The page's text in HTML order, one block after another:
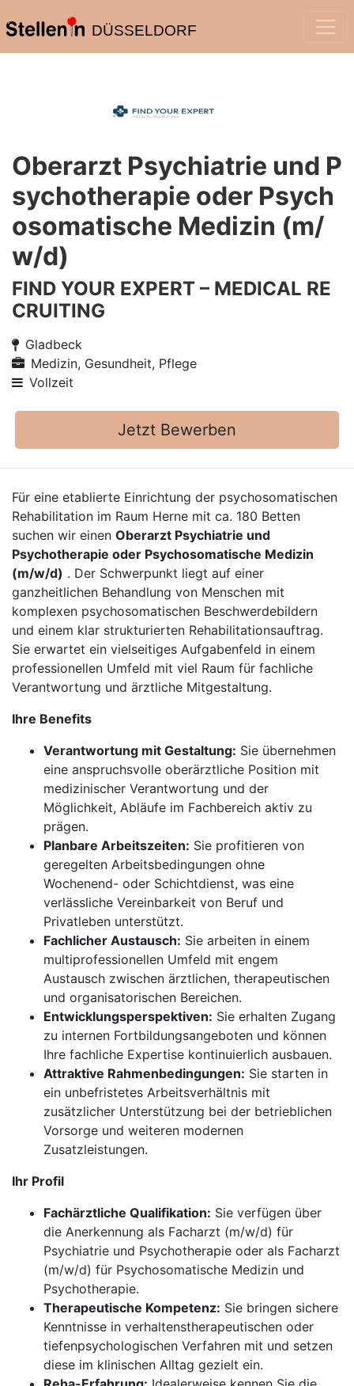
DÜSSELDORF
Oberarzt Psychiatrie und P
sychotherapie oder Psych
osomatische Medizin (m/
w/d)
FIND YOUR EXPERT – MEDICAL RE
CRUITING
Gladbeck
Medizin, Gesundheit, Pflege
Vollzeit
Jetzt Bewerben
Für eine etablierte Einrichtung der psychosomatischen
Rehabilitation im Raum Herne mit ca. 180 Betten
suchen wir einen Oberarzt Psychiatrie und
Psychotherapie oder Psychosomatische Medizin
(m/w/d) . Der Schwerpunkt liegt auf einer
ganzheitlichen Behandlung von Menschen mit
komplexen psychosomatischen Beschwerdebildern
und einem klar strukturierten Rehabilitationsauftrag.
Sie erwartet ein vielseitiges Aufgabenfeld in einem
professionellen Umfeld mit viel Raum für fachliche
Verantwortung und ärztliche Mitgestaltung.
Ihre Benefits
Verantwortung mit Gestaltung: Sie übernehmen
eine anspruchsvolle oberärztliche Position mit
medizinischer Verantwortung und der
Möglichkeit, Abläufe im Fachbereich aktiv zu
prägen.
Planbare Arbeitszeiten: Sie profitieren von
geregelten Arbeitsbedingungen ohne
Wochenend- oder Schichtdienst, was eine
verlässliche Vereinbarkeit von Beruf und
Privatleben unterstützt.
Fachlicher Austausch: Sie arbeiten in einem
multiprofessionellen Umfeld mit engem
Austausch zwischen ärztlichen, therapeutischen
und organisatorischen Bereichen.
Entwicklungsperspektiven: Sie erhalten Zugang
zu internen Fortbildungsangeboten und können
Ihre fachliche Expertise kontinuierlich ausbauen.
Attraktive Rahmenbedingungen: Sie starten in
ein unbefristetes Arbeitsverhältnis mit
zusätzlicher Unterstützung bei der betrieblichen
Vorsorge und weiteren modernen
Zusatzleistungen.
Ihr Profil
Fachärztliche Qualifikation: Sie verfügen über
die Anerkennung als Facharzt (m/w/d) für
Psychiatrie und Psychotherapie oder als Facharzt
(m/w/d) für Psychosomatische Medizin und
Psychotherapie.
Therapeutische Kompetenz: Sie bringen sichere
Kenntnisse in verhaltenstherapeutischen oder
tiefenpsychologischen Verfahren mit und setzen
diese im klinischen Alltag gezielt ein.